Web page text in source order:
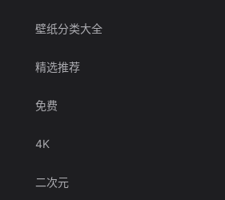
壁纸分类大全
精选推荐
免费
4K
二次元